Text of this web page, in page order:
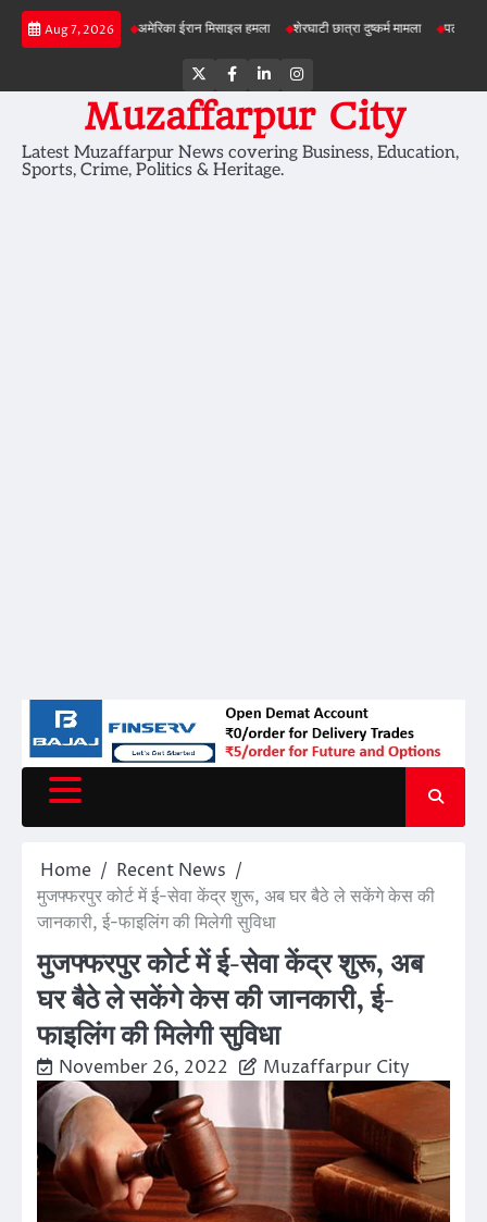
Skip
Aug 7, 2026
की जांच अमेरिका ईरान मिसाइल हमला शेरघाटी छात्रा दुष्कर्म मामला पटना गया सड़क
Twitter
Facebook
LinkedInInstagram
Muzaffarpur City
Latest Muzaffarpur News covering Business, Education,
Sports, Crime, Politics & Heritage.
Home
Recent News
मुजफ्फरपुर कोर्ट में ई-सेवा केंद्र शुरू, अब घर बैठे ले सकेंगे केस की
जानकारी, ई-फाइलिंग की मिलेगी सुविधा
मुजफ्फरपुर कोर्ट में ई-सेवा केंद्र शुरू, अब
घर बैठे ले सकेंगे केस की जानकारी, ई-
फाइलिंग की मिलेगी सुविधा
November 26, 2022 Muzaffarpur City